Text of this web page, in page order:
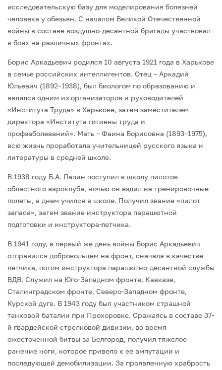
исследовательскую базу для моделирова­ния болезней
человека у обезьян. С началом Великой Отечественной
войны в составе воздушно-десантной бригады участвовал
в боях на различных фронтах.
Борис Аркадьевич родился 10 августа 1921 года в Харькове
в семье российских ин­теллигентов. Отец – Аркадий
Юльевич (1892–1938), был биологом по образованию и
являлся одним из организаторов и руководителей
«Института Труда» в Харькове, за­тем заместителем
директора «Института гигиены труда и
профзаболеваний». Мать – Фаина Борисовна (1893–1975),
всю жизнь проработала учительницей русского языка и
литературы в средней школе.
В 1938 году Б.А. Лапин поступил в школу пилотов
областного аэроклуба, ночью он ездил на тренировочные
полеты, а днем учился в школе. Получил звание «пилот
запаса», затем звание инструктора парашютной
подготовки и инструктора-летчика.
В 1941 году, в первый же день войны Борис Аркадьевич
отправился добровольцем на фронт, сначала в качестве
летчика, потом инструктора парашютно-десантной службы
ВДВ. Служил на Юго-Западном фронте, Кавказе,
Сталинградском фронте, Северо-За­падном фронте,
Курской дуге. В 1943 году был участником страшной
танковой баталии при Прохоровке. Сражаясь в составе 37-
й гвардейской стрелковой дивизии, во время
ожесточенной битвы за Белгород, получил тяжелое
ранение ноги, которое привело к ее ампутации и
последующей демобилизации. За проявленную храбрость